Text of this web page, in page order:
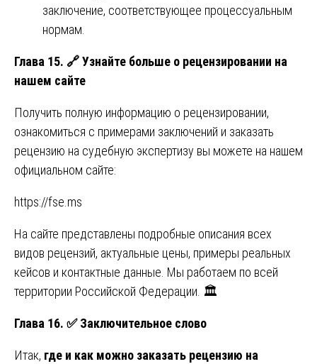
заключение, соответствующее процессуальным
нормам.
Глава 15. 🔗 Узнайте больше о рецензировании на
нашем сайте
Получить полную информацию о рецензировании,
ознакомиться с примерами заключений и заказать
рецензию на судебную экспертизу вы можете на нашем
официальном сайте:
https://fse.ms
На сайте представлены подробные описания всех
видов рецензий, актуальные цены, примеры реальных
кейсов и контактные данные. Мы работаем по всей
территории Российской Федерации. 🏛️
Глава 16. ✅Заключительное слово
Итак, где и как можно заказать рецензию на